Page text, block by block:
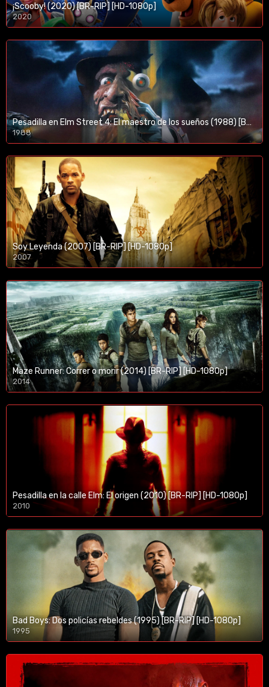
¡Scooby! (2020) [BR-RIP] [HD-1080p]
2020
1080p/720p
Pesadilla en Elm Street 4: El maestro de los sueños (1988) [BR-RIP] [HD-1080p]
1988
Soy Leyenda (2007) [BR-RIP] [HD-1080p]
2007
1080p/720p
Maze Runner: Correr o morir (2014) [BR-RIP] [HD-1080p]
2014
1080p/720p
Pesadilla en la calle Elm: El origen (2010) [BR-RIP] [HD-1080p]
2010
1080p/720p
Bad Boys: Dos policías rebeldes (1995) [BR-RIP] [HD-1080p]
1995
1080p/720p